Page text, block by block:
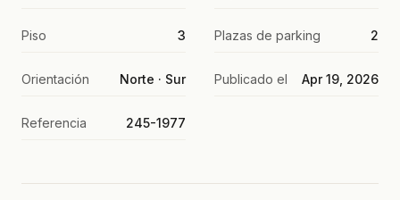
Piso 3 Plazas de parking 2
Orientación Norte · Sur Publicado el Apr 19, 2026
Referencia 245-1977